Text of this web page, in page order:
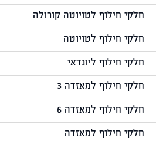
חלקי חילוף לטויוטה קורולה
חלקי חילוף לטויוטה
חלקי חילוף ליונדאי
חלקי חילוף למאזדה 3
חלקי חילוף למאזדה 6
חלקי חילוף למאזדה